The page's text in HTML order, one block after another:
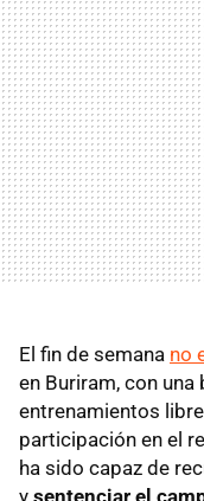
El fin de semana no
en Buriram, con
entrenamientos
participación en el
ha sido capaz de
y sentenciar el